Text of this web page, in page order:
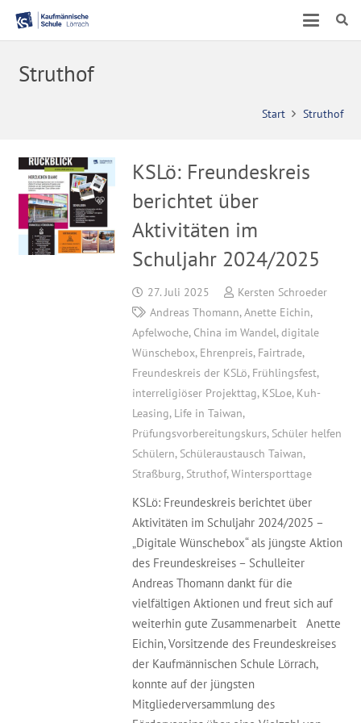
Struthof
Start Struthof
KSLö: Freundeskreis
berichtet über
Aktivitäten im
Schuljahr 2024/2025
27. Juli 2025
Kersten Schroeder
Andreas Thomann, Anette Eichin,
Apfelwoche, China im Wandel, digitale
Wünschebox, Ehrenpreis, Fairtrade,
Freundeskreis der KSLö, Frühlingsfest,
interreligiöser Projekttag, KSLoe, Kuh-
Leasing, Life in Taiwan,
Prüfungsvorbereitungskurs, Schüler helfen
Schülern, Schüleraustausch Taiwan,
Straßburg, Struthof, Wintersporttage
KSLö: Freundeskreis berichtet über
Aktivitäten im Schuljahr 2024/2025 –
„Digitale Wünschebox“ als jüngste Aktion
des Freundeskreises – Schulleiter
Andreas Thomann dankt für die
vielfältigen Aktionen und freut sich auf
weiterhin gute Zusammenarbeit Anette
Eichin, Vorsitzende des Freundeskreises
der Kaufmännischen Schule Lörrach,
konnte auf der jüngsten
Mitgliederversammlung des